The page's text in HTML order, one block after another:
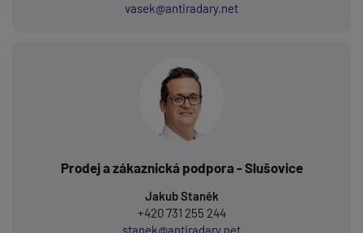
vasek@antiradary.net
Prodej a zákaznická podpora - Slušovice
Jakub Staněk
+420 731 255 244
stanek@antiradary.net